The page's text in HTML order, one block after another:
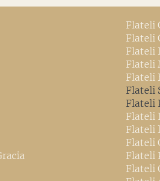
Flateli
Flateli
Flateli
Flateli
Flateli
Flateli
Flateli
Flateli
Flateli
Flateli
Flateli
Flateli